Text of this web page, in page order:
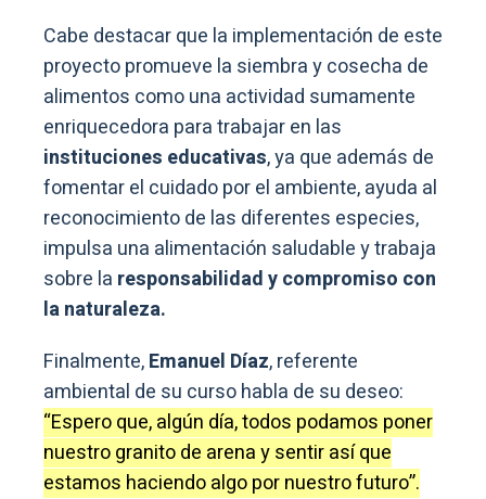
Cabe destacar que la implementación de este
proyecto promueve la siembra y cosecha de
alimentos como una actividad sumamente
enriquecedora para trabajar en las
instituciones educativas, ya que además de
fomentar el cuidado por el ambiente, ayuda al
reconocimiento de las diferentes especies,
impulsa una alimentación saludable y trabaja
sobre la responsabilidad y compromiso con
la naturaleza.
Finalmente,Emanuel Díaz, referente
ambiental de su curso habla de su deseo:
“Espero que, algún día, todos podamos poner
nuestro granito de arena y sentir así que
estamos haciendo algo por nuestro futuro”.